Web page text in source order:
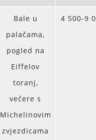
Bale u
palačama,
pogled na
Eiffelov
toranj,
večere s
Michelinovim
zvjezdicama
4 500-9